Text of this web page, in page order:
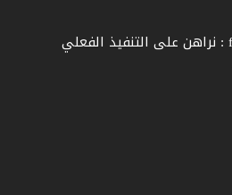
نقابة التعليم بآسفي fdt : نراهن على التنفيذ الفعلي